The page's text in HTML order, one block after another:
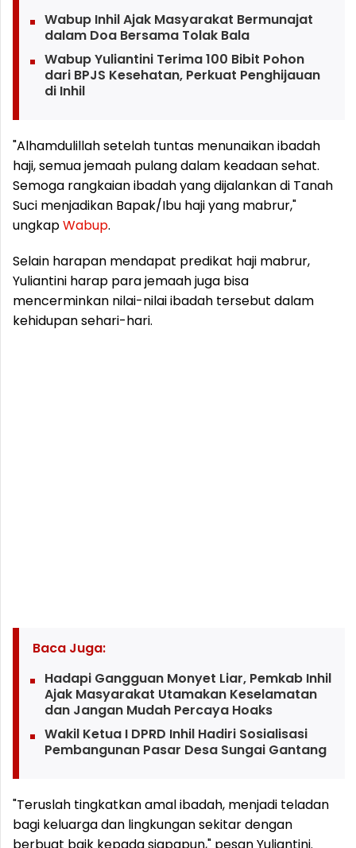
Wabup Inhil Ajak Masyarakat Bermunajat
dalam Doa Bersama Tolak Bala
Wabup Yuliantini Terima 100 Bibit Pohon
dari BPJS Kesehatan, Perkuat Penghijauan
di Inhil
"Alhamdulillah setelah tuntas menunaikan ibadah
haji, semua jemaah pulang dalam keadaan sehat.
Semoga rangkaian ibadah yang dijalankan di Tanah
Suci menjadikan Bapak/Ibu haji yang mabrur,"
ungkapWabup.
Selain harapan mendapat predikat haji mabrur,
Yuliantini harap para jemaah juga bisa
mencerminkan nilai-nilai ibadah tersebut dalam
kehidupan sehari-hari.
Baca Juga:
Hadapi Gangguan Monyet Liar, Pemkab Inhil
Ajak Masyarakat Utamakan Keselamatan
dan Jangan Mudah Percaya Hoaks
Wakil Ketua I DPRD Inhil Hadiri Sosialisasi
Pembangunan Pasar Desa Sungai Gantang
"Teruslah tingkatkan amal ibadah, menjadi teladan
bagi keluarga dan lingkungan sekitar dengan